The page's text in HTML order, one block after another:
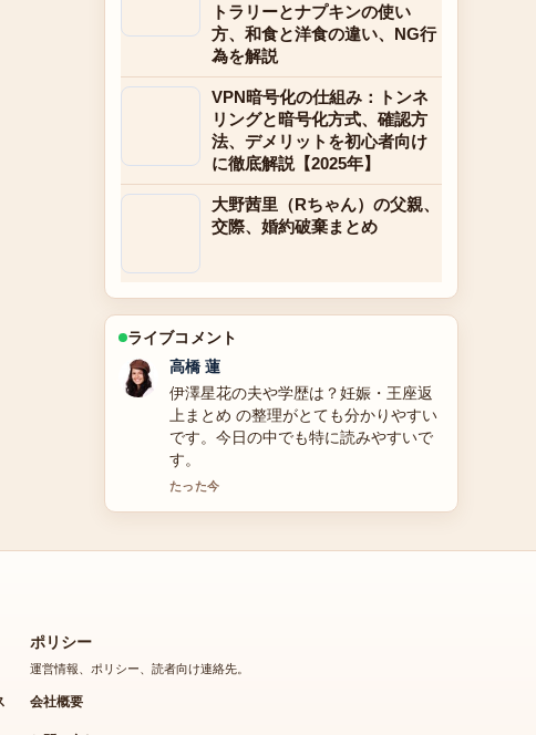
トラリーとナプキンの使い
方、和食と洋食の違い、NG行
為を解説
VPN暗号化の仕組み：トンネ
リングと暗号化方式、確認方
法、デメリットを初心者向け
に徹底解説【2025年】
大野茜里（Rちゃん）の父親、
交際、婚約破棄まとめ
ライブコメント
佐藤 遥
元NMB48・SKE48 山田菜々の引退理由
と現在の活動を完全徹底解説！結婚や
家族関係、弟情報も含む を追っていま
すが、この解説は落ち着いていて信頼
できます。
ポリシー